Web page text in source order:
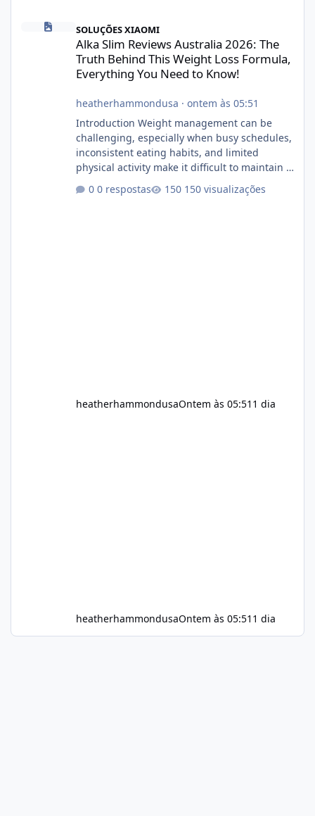
SOLUÇÕES XIAOMI
Alka Slim Reviews Australia 2026: The
Truth Behind This Weight Loss Formula,
Everything You Need to Know!
heatherhammondusa · ontem às 05:51
Introduction Weight management can be
challenging, especially when busy schedules,
inconsistent eating habits, and limited
physical activity make it difficult to maintain a
for dietary supplements that may
0 respostas 150 visualizações
heatherhammondusaOntem às 05:51 1 dia
heatherhammondusaOntem às 05:51 1 dia